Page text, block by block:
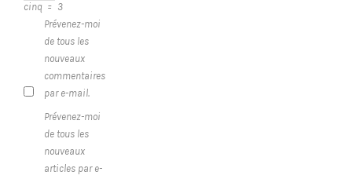
cinq = 3
Prévenez-moi
de tous les
nouveaux
commentaires
par e-mail.
Prévenez-moi
de tous les
nouveaux
articles par e-